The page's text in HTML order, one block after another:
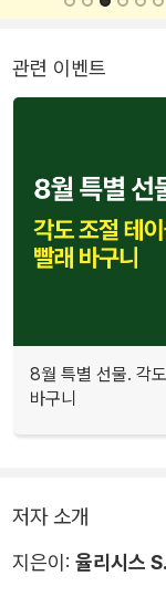
관련 이벤트
8월 특별 선물. 각
바구니
저자 소개
지은이: 율리시스